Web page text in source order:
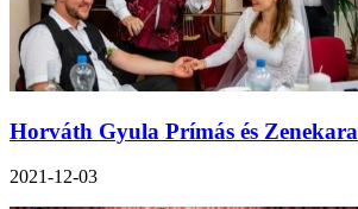
Horváth Gyula Prímás és Zenekara
2021-12-03